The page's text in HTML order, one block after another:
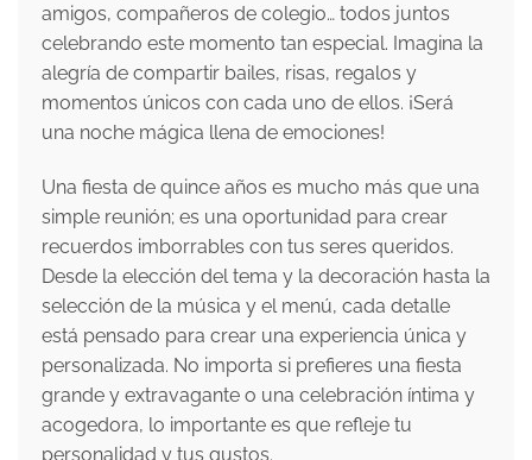
amigos, compañeros de colegio… todos juntos
celebrando este momento tan especial. Imagina la
alegría de compartir bailes, risas, regalos y
momentos únicos con cada uno de ellos. ¡Será
una noche mágica llena de emociones!
Una fiesta de quince años es mucho más que una
simple reunión; es una oportunidad para crear
recuerdos imborrables con tus seres queridos.
Desde la elección del tema y la decoración hasta la
selección de la música y el menú, cada detalle
está pensado para crear una experiencia única y
personalizada. No importa si prefieres una fiesta
grande y extravagante o una celebración íntima y
acogedora, lo importante es que refleje tu
personalidad y tus gustos.